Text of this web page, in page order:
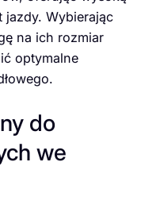
jazdy. Wybierając
na ich rozmiar
optymalne
do
we